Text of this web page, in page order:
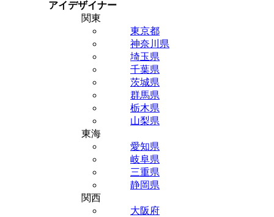
アイデザイナー
関東
東京都
神奈川県
埼玉県
千葉県
茨城県
群馬県
栃木県
山梨県
東海
愛知県
岐阜県
三重県
静岡県
関西
大阪府